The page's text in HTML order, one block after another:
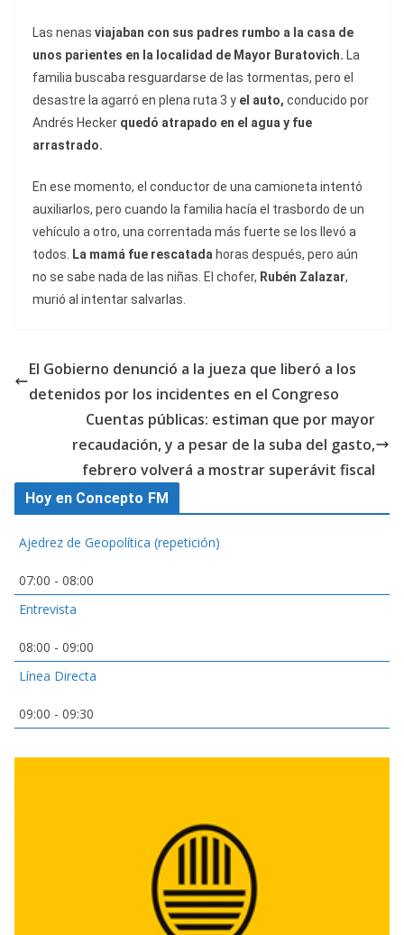
Las nenas viajaban con sus padres rumbo a la casa de
unos parientes en la localidad de Mayor Buratovich. La
familia buscaba resguardarse de las tormentas, pero el
desastre la agarró en plena ruta 3 y el auto, conducido por
Andrés Hecker quedó atrapado en el agua y fue
arrastrado.
En ese momento, el conductor de una camioneta intentó
auxiliarlos, pero cuando la familia hacía el trasbordo de un
vehículo a otro, una correntada más fuerte se los llevó a
todos. La mamá fue rescatada horas después, pero aún
no se sabe nada de las niñas. El chofer, Rubén Zalazar,
murió al intentar salvarlas.
El Gobierno denunció a la jueza que liberó a los
detenidos por los incidentes en el Congreso
Cuentas públicas: estiman que por mayor
recaudación, y a pesar de la suba del gasto,
febrero volverá a mostrar superávit fiscal
Hoy en Concepto FM
Ajedrez de Geopolítica (repetición)
07:00 - 08:00
Entrevista
08:00 - 09:00
Línea Directa
09:00 - 09:30